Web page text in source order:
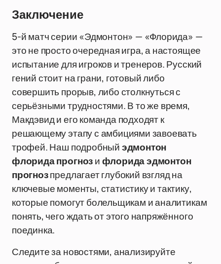
Заключение
5-й матч серии «Эдмонтон» — «Флорида» —
это не просто очередная игра, а настоящее
испытание для игроков и тренеров. Русский
гений стоит на грани, готовый либо
совершить прорыв, либо столкнуться с
серьёзными трудностями. В то же время,
Макдэвид и его команда подходят к
решающему этапу с амбициями завоевать
трофей. Наш подробныйэдмонтон
флорида прогнозифлорида эдмонтон
прогнозпредлагает глубокий взгляд на
ключевые моменты, статистику и тактику,
которые помогут болельщикам и аналитикам
понять, чего ждать от этого напряжённого
поединка.
Следите за новостями, анализируйте